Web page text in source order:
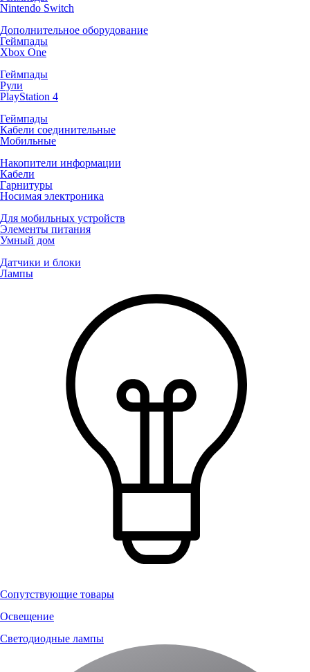
Nintendo Switch
Дополнительное оборудование
Геймпады
Xbox One
Геймпады
Рули
PlayStation 4
Геймпады
Кабели соединительные
Мобильные
Накопители информации
Кабели
Гарнитуры
Носимая электроника
Для мобильных устройств
Элементы питания
Умный дом
Датчики и блоки
Лампы
Сопутствующие товары
Освещение
Светодиодные лампы